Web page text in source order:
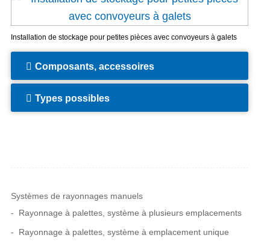
Installation de stockage pour petites pièces avec convoyeurs à galets
Composants, accessoires
Types possibles
Systèmes de rayonnages manuels
Rayonnage à palettes, système à plusieurs emplacements
Rayonnage à palettes, système à emplacement unique